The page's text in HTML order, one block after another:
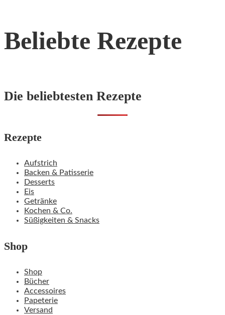
Beliebte Rezepte
Die beliebtesten Rezepte
Rezepte
Aufstrich
Backen & Patisserie
Desserts
Eis
Getränke
Kochen & Co.
Süßigkeiten & Snacks
Shop
Shop
Bücher
Accessoires
Papeterie
Versand